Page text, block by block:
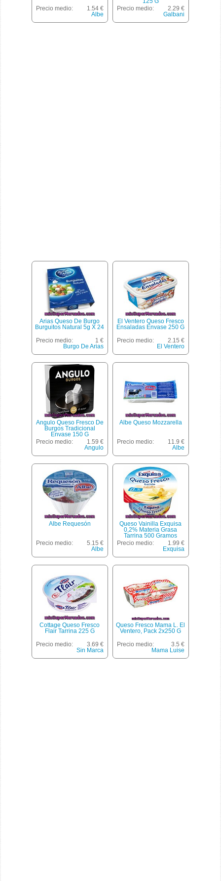
Precio medio:
1.54 €
Albe
Precio medio:
2.29 €
Galbani
Arias Queso De Burgo
Burguitos Natural 5g X 24
Precio medio:
1 €
Burgo De Arias
El Ventero Queso Fresco
Ensaladas Envase 250 G
Precio medio:
2.15 €
El Ventero
Angulo Queso Fresco De
Burgos Tradicional
Envase 150 G
Precio medio:
1.59 €
Angulo
Albe Queso Mozzarella
Precio medio:
11.9 €
Albe
Albe Requesón
Precio medio:
5.15 €
Albe
Queso Vainilla Exquisa
0,2% Materia Grasa
Tarrina 500 Gramos
Precio medio:
1.99 €
Exquisa
Cottage Queso Fresco
Flair Tarrina 225 G
Precio medio:
3.69 €
Sin Marca
Queso Fresco Mama L. El
Ventero, Pack 2x250 G
Precio medio:
3.5 €
Mama Luise